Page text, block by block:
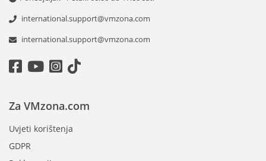
international.support@vmzona.com
international.support@vmzona.com
Za VMzona.com
Uvjeti korištenja
GDPR